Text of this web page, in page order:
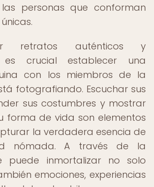
personas que conforman
retratos auténticos y
es crucial establecer una
con los miembros de la
fotografiando. Escuchar sus
sus costumbres y mostrar
forma de vida son elementos
la verdadera esencia de
nómada. A través de la
puede inmortalizar no solo
emociones, experiencias